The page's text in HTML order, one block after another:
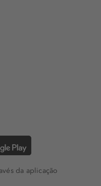
da aplicação